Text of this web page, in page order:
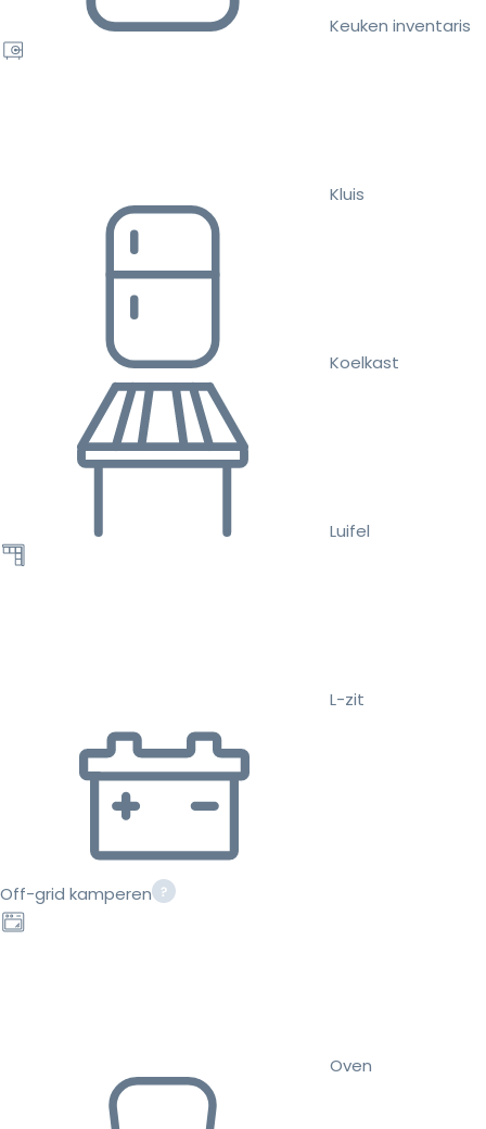
Keuken inventaris
Kluis
Koelkast
Luifel
L-zit
Off-grid kamperen
Oven